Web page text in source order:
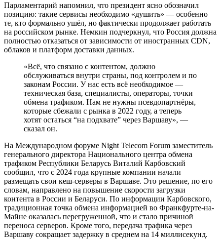
Парламентарий напомнил, что президент ясно обозначил
позицию: такие сервисы необходимо «душить» — особенно
те, кто формально ушёл, но фактически продолжает работать
на российском рынке. Немкин подчеркнул, что Россия должна
полностью отказаться от зависимости от иностранных CDN,
облаков и платформ доставки данных.
«Всё, что связано с контентом, должно
обслуживаться внутри страны, под контролем и по
законам России. У нас есть всё необходимое —
техническая база, специалисты, операторы, точки
обмена трафиком. Нам не нужны псевдопартнёры,
которые сбежали с рынка в 2022 году, а теперь
хотят остаться “на подхвате” через Варшаву», —
сказал он.
На Международном форуме Night Telecom Forum заместитель
генерального директора Национального центра обмена
трафиком Республики Беларусь Виталий Карбовский
сообщил, что с 2024 года крупные компании начали
размещать свои кеш-серверы в Варшаве. Это решение, по его
словам, направлено на повышение скорости загрузки
контента в России и Беларуси. По информации Карбовского,
традиционная точка обмена информацией во Франкфурте-на-
Майне оказалась перегруженной, что и стало причиной
переноса серверов. Кроме того, передача трафика через
Варшаву сокращает задержку в среднем на 14 миллисекунд.